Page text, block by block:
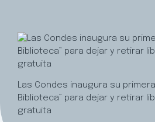
Las Condes inaugura su
Biblioteca” para dejar y retirar
gratuita